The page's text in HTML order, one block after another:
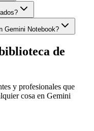
Gemini Notebook?
de
y profesionales que
cosa en Gemini